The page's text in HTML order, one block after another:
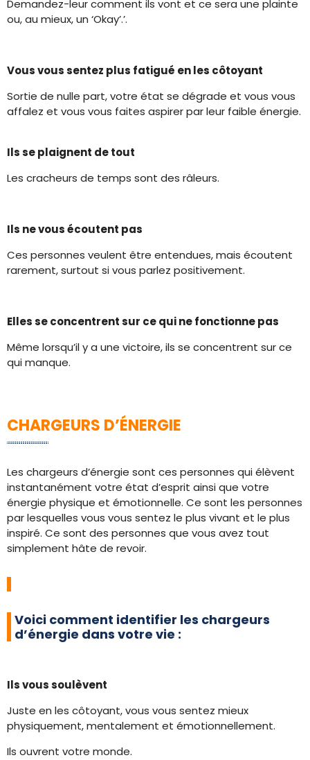
Demandez-leur comment ils vont et ce sera une plainte
ou, au mieux, un ‘Okay’.’.
Vous vous sentez plus fatigué en les côtoyant
Sortie de nulle part, votre état se dégrade et vous vous
affalez et vous vous faites aspirer par leur faible énergie.
Ils se plaignent de tout
Les cracheurs de temps sont des râleurs.
Ils ne vous écoutent pas
Ces personnes veulent être entendues, mais écoutent
rarement, surtout si vous parlez positivement.
Elles se concentrent sur ce qui ne fonctionne pas
Même lorsqu’il y a une victoire, ils se concentrent sur ce
qui manque.
CHARGEURS D’ÉNERGIE
Les chargeurs d’énergie sont ces personnes qui élèvent
instantanément votre état d’esprit ainsi que votre
énergie physique et émotionnelle. Ce sont les personnes
par lesquelles vous vous sentez le plus vivant et le plus
inspiré. Ce sont des personnes que vous avez tout
simplement hâte de revoir.
Voici comment identifier les chargeurs
d’énergie dans votre vie :
Ils vous soulèvent
Juste en les côtoyant, vous vous sentez mieux
physiquement, mentalement et émotionnellement.
Ils ouvrent votre monde.